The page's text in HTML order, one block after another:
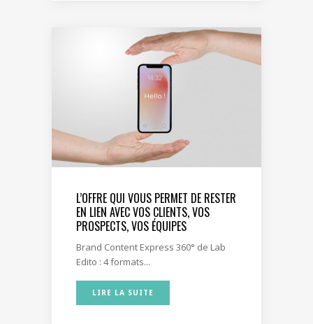
L’OFFRE QUI VOUS PERMET DE RESTER
EN LIEN AVEC VOS CLIENTS, VOS
PROSPECTS, VOS ÉQUIPES
Brand Content Express 360° de Lab
Edito : 4 formats...
LIRE LA SUITE